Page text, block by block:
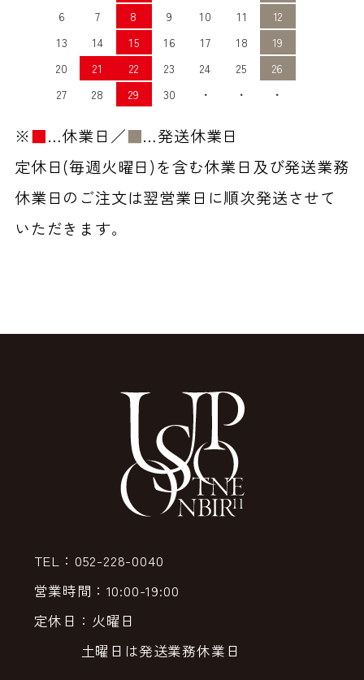
6
7 8 9 10 11
12
13
14 15 16 17 18
19
20
21 22 23 24 25
26
27
28 29 30 ・ ・ ・
※■…休業日／■…発送休業日
定休日(毎週火曜日)を含む休業日及び発送業務
休業日のご注文は翌営業日に順次発送させて
いただきます。
TEL：052-228-0040
営業時間：10:00-19:00
定休日：火曜日
土曜日は発送業務休業日